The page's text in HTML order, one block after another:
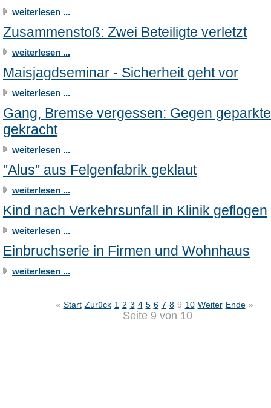
weiterlesen ...
Zusammenstoß: Zwei Beteiligte verletzt
weiterlesen ...
Maisjagdseminar - Sicherheit geht vor
weiterlesen ...
Gang, Bremse vergessen: Gegen
gekracht
weiterlesen ...
"Alus" aus Felgenfabrik geklaut
weiterlesen ...
Kind nach Verkehrsunfall in Klinik geflogen
weiterlesen ...
Einbruchserie in Firmen und Wohnhaus
weiterlesen ...
« Start Zurück 1 2 3 4 5 6 7 8 9 10 Weiter Ende »
Seite 9 von 10